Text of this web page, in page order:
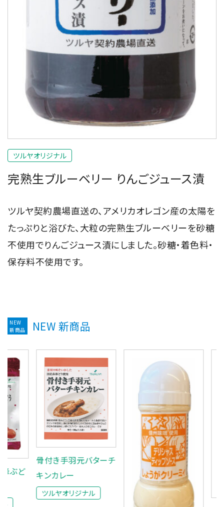
ツルヤオリジナル
完熟生ブルーベリー りんごジュース漬
ツルヤ契約農場直送の、アメリカオレゴン産の太陽を
たっぷりと浴びた、大粒の完熟生ブルーベリーを砂糖
不使用でりんごジュース漬にしました。砂糖・着色料・
保存料不使用です。
NEW
新商品
NEW 新商品
骨付き手羽元バターチ
キンカレー
ツルヤオリジナル